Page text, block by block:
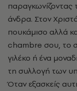
παραγκωνίζοντας
άνδρα. Στον
πουκάμισο αλλά
chambre σου, το
γιλέκο ή ένα
τη συλλογή των
Όταν εξασκείς